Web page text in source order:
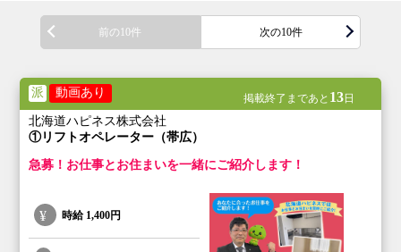
前の10件 次の10件
派 動画あり 掲載終了まであと 13日
北海道ハピネス株式会社
①リフトオペレーター（帯広）
急募！お仕事とお住まいを一緒にご紹介します！
時給 1,400円